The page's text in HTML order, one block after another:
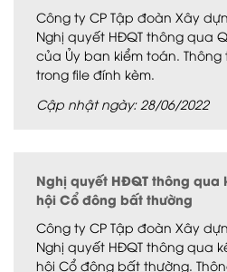
Công ty CP Tập đoàn Xây
Nghị quyết HĐQT thông qua
của Ủy ban kiểm toán.
trong file đính kèm.
Cập nhật ngày: 28/06/2022
Nghị quyết HĐQT thông
hội Cổ đông bất thường
Công ty CP Tập đoàn Xây
Nghị quyết HĐQT thông qua
hội Cổ đông bất thường.